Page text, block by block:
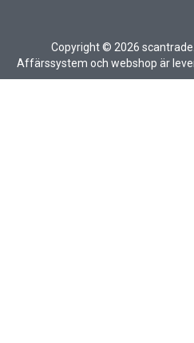
Copyright © 2026
Affärssystem och webshop är